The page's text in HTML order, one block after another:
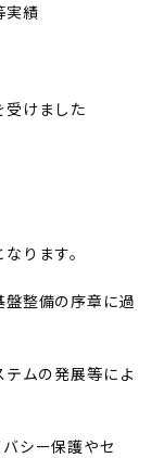
実績
けました
ります。
整備の序章に過
ムの発展等によ
シー保護やセ